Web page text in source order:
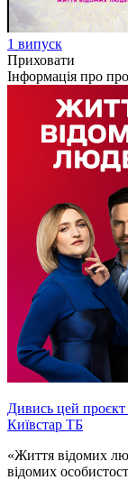
1 випуск
Приховати
Інформація про
Дивись цей проєкт
Київстар ТБ
«Життя відомих
відомих